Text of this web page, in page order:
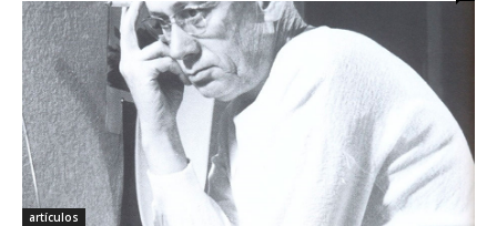
artículos